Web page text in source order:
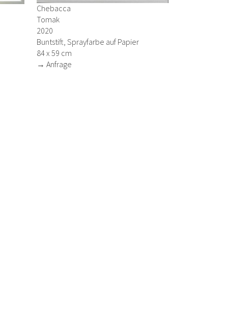
Chebacca
Tomak
2020
Buntstift, Sprayfarbe auf Papier
84 x 59 cm
→ Anfrage